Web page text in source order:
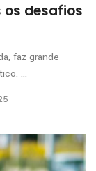
os desafios
faz grande
...